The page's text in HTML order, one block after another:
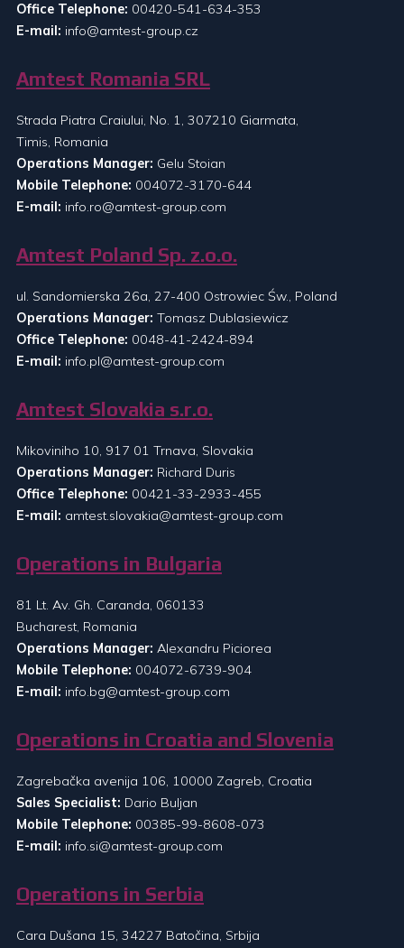
Office Telephone: 00420-541-634-353
E-mail: info@amtest-group.cz
Amtest Romania SRL
Strada Piatra Craiului, No. 1, 307210 Giarmata,
Timis, Romania
Operations Manager: Gelu Stoian
Mobile Telephone: 004072-3170-644
E-mail: info.ro@amtest-group.com
Amtest Poland Sp. z.o.o.
ul. Sandomierska 26a, 27-400 Ostrowiec Św., Poland
Operations Manager: Tomasz Dublasiewicz
Office Telephone: 0048-41-2424-894
E-mail: info.pl@amtest-group.com
Amtest Slovakia s.r.o.
Mikoviniho 10, 917 01 Trnava, Slovakia
Operations Manager: Richard Duris
Office Telephone: 00421-33-2933-455
E-mail: amtest.slovakia@amtest-group.com
Operations in Bulgaria
81 Lt. Av. Gh. Caranda, 060133
Bucharest, Romania
Operations Manager: Alexandru Piciorea
Mobile Telephone: 004072-6739-904
E-mail: info.bg@amtest-group.com
Operations in Croatia and Slovenia
Zagrebačka avenija 106, 10000 Zagreb, Croatia
Sales Specialist: Dario Buljan
Mobile Telephone: 00385-99-8608-073
E-mail: info.si@amtest-group.com
Operations in Serbia
Cara Dušana 15, 34227 Batočina, Srbija